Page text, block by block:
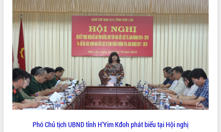
Đắk Lắk công bố Quy hoạch và xúc
tiến đầu tư tỉnh
Ngành cá ngừ Đắk Lắk chủ động thích
ứng để giữ vững thị trường xuất khẩu
Diễn đàn Kinh tế tư nhân Việt Nam đột
phá cơ chế - Hợp tác công tư
Đề án 06 tạo bước ngoặt đột phá trong
cải cách hành chính tỉnh Đắk Lắk
Kết nối tour, đẩy mạnh chuyển đổi số
để phát triển du lịch Đắk Lắk
tầng kỹ thuật Cụm công nghiệp Tân
Phó Chủ tịch UBND tỉnh H’Yim Kđoh phát biểu tại Hội nghị